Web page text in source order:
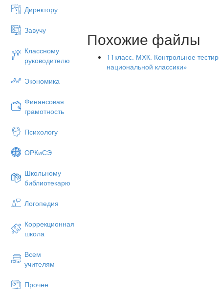
Директору
Завучу
Классному
руководителю
Экономика
Финансовая
грамотность
Психологу
ОРКиСЭ
Школьному
библиотекарю
Логопедия
Коррекционная
школа
Всем
учителям
Прочее
ЖИВОПИСЬ
Похожие файлы
11класс. МХК. Контрольное
национальной классики»